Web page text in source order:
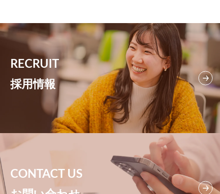
RECRUIT
採用情報
CONTACT US